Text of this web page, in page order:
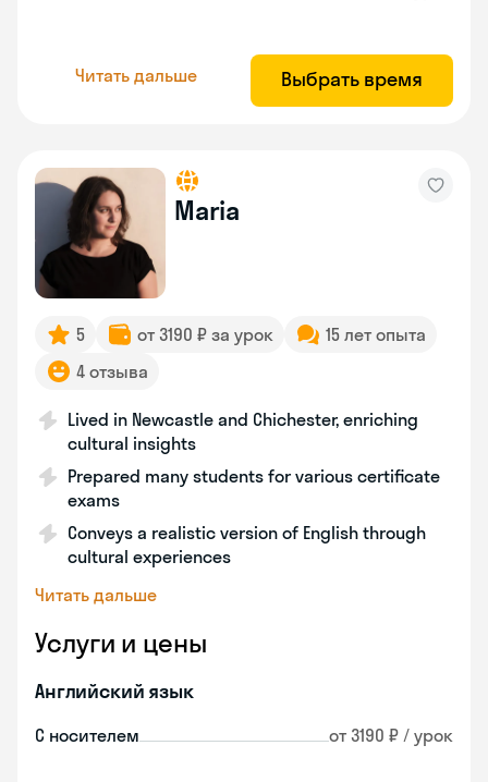
Читать дальше Выбрать время
Maria
5 от 3190 ₽ за урок
15 лет опыта
4 отзыва
Lived in Newcastle and Chichester, enriching
cultural insights
Prepared many students for various certificate
exams
Conveys a realistic version of English through
cultural experiences
Читать дальше
Услуги и цены
Английский язык
С носителем от 3190 ₽ / урок